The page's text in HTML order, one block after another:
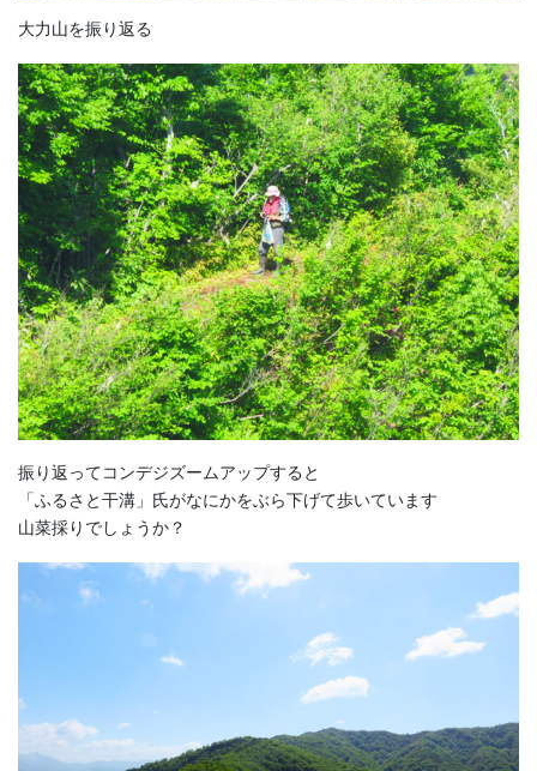
大力山を振り返る
振り返ってコンデジズームアップすると
「ふるさと干溝」氏がなにかをぶら下げて歩いています
山菜採りでしょうか？